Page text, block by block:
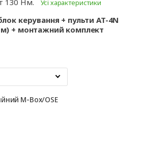
130 Нм.
Усі характеристики
керування + пульти AT-4N
+ монтажний комплект
M-Box/OSE